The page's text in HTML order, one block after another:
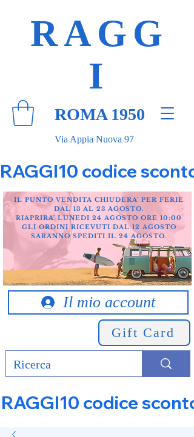
Via Appia Nuova 97
RAGG
I
ROMA 1950
RAGGI10 codice
Il mio account
Gift Card
IL PUNTO VENDITA CHIUDERA' PER FERIE
DAL 13 AL 23 AGOSTO.
RIAPRIRA' LUNEDI 24 AGOSTO ORE 10:00
GLI ORDINI RICEVUTI DAL 12 AGOSTO
SARANNO SPEDITI IL 24 AGOSTO.
RAGGI10 codice